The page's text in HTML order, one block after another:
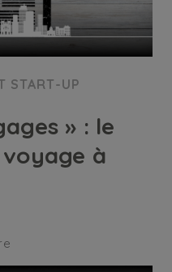
START-UP
» : le
à